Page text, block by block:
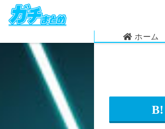
ホーム